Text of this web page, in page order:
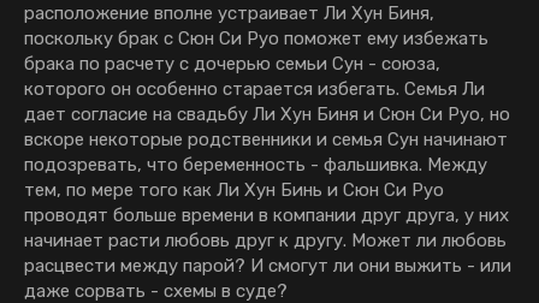
расположение вполне устраивает Ли Хун Биня,
поскольку брак с Сюн Си Руо поможет ему избежать
брака по расчету с дочерью семьи Сун - союза,
которого он особенно старается избегать. Семья Ли
дает согласие на свадьбу Ли Хун Биня и Сюн Си Руо, но
вскоре некоторые родственники и семья Сун начинают
подозревать, что беременность - фальшивка. Между
тем, по мере того как Ли Хун Бинь и Сюн Си Руо
проводят больше времени в компании друг друга, у них
начинает расти любовь друг к другу. Может ли любовь
расцвести между парой? И смогут ли они выжить - или
даже сорвать - схемы в суде?